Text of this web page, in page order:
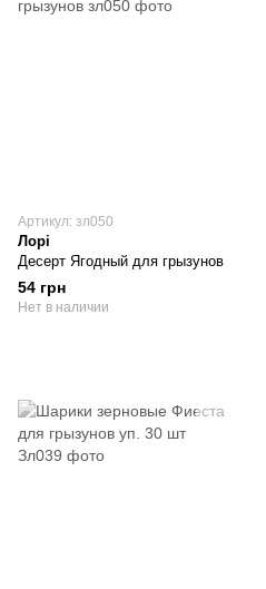
Артикул: зл050
Лорі
Десерт Ягодный для грызунов
54 грн
Нет в наличии